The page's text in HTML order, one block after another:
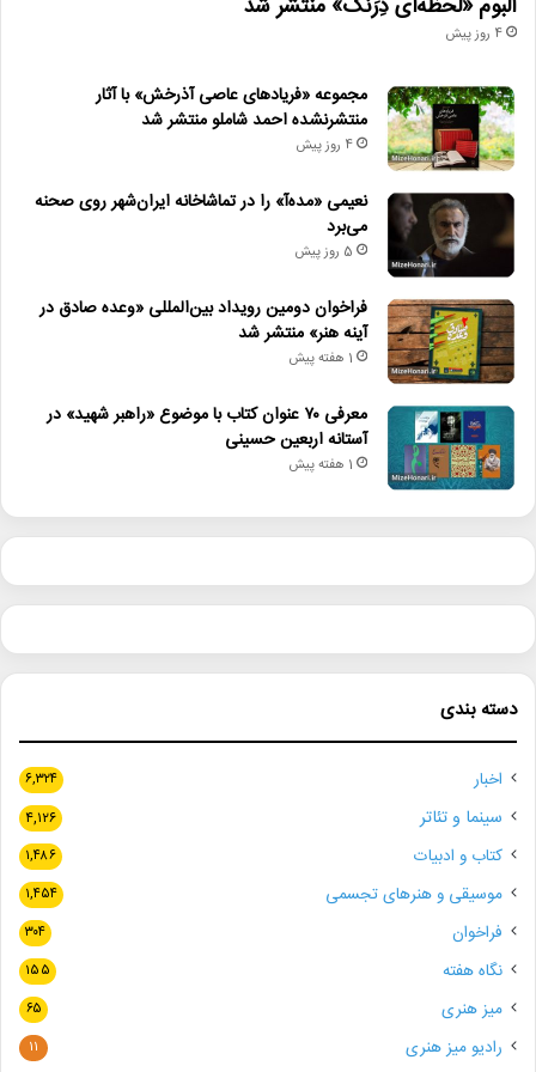
4 روز پیش
مجموعه «فریادهای عاصی آذرخش» با آثار
منتشرنشده احمد شاملو منتشر شد
4 روز پیش
نعیمی «مده‌آ» را در تماشاخانه ایران‌شهر روی صحنه
می‌برد
5 روز پیش
فراخوان دومین رویداد بین‌المللی «وعده صادق در
آینه هنر» منتشر شد
1 هفته پیش
معرفی ۷۰ عنوان کتاب با موضوع «راهبر شهید» در
آستانه اربعین حسینی
1 هفته پیش
دسته بندی
اخبار ۶,۳۲۴
سینما و تئاتر ۴,۱۲۶
کتاب و ادبیات ۱,۴۸۶
موسیقی و هنرهای تجسمی ۱,۴۵۴
فراخوان ۳۰۴
نگاه هفته ۱۵۵
میز هنری ۶۵
رادیو میز هنری ۱۱